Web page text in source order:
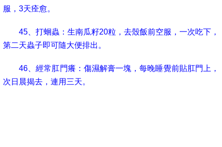
服， 3天痊愈。
45 、打蛔蟲：生南瓜籽20粒，去殼飯前空服，一次吃下，
第二天蟲子即可隨大便排出。
46 、經常肛門癢：傷濕解膏一塊，每晚睡覺前貼肛門上，
次日晨揭去，連用三天。